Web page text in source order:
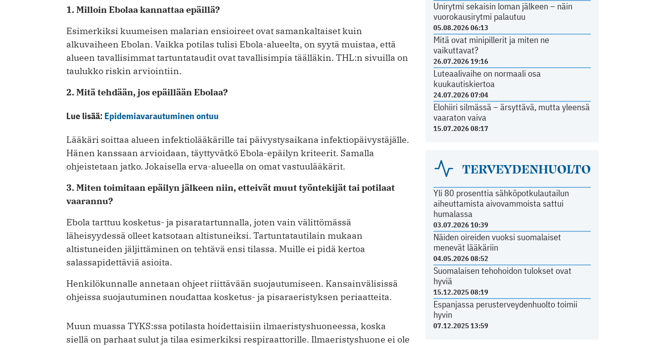
Unirytmi sekaisin loman jälkeen – näin
vuorokausirytmi palautuu
05.08.2026 06:13
Mitä ovat minipillerit ja miten ne
vaikuttavat?
26.07.2026 19:16
Luteaalivaihe on normaali osa
kuukautiskiertoa
24.07.2026 07:04
Elohiiri silmässä – ärsyttävä, mutta yleensä
vaaraton vaiva
15.07.2026 08:17
TERVEYDENHUOLTO
Yli 80 prosenttia sähköpotkulautailun
aiheuttamista aivovammoista sattui
humalassa
03.07.2026 10:39
Näiden oireiden vuoksi suomalaiset
menevät lääkäriin
04.05.2026 08:52
Suomalaisen tehohoidon tulokset ovat
hyviä
15.12.2025 08:19
Espanjassa perusterveydenhuolto toimii
hyvin
07.12.2025 13:59
1. Milloin Ebolaa kannattaa epäillä?
Esimerkiksi kuumeisen malarian ensioireet ovat samankaltaiset kuin
alkuvaiheen Ebolan. Vaikka potilas tulisi Ebola-alueelta, on syytä muistaa, että
alueen tavallisimmat tartuntataudit ovat tavallisimpia täälläkin. THL:n sivuilla on
taulukko riskin arviointiin.
2. Mitä tehdään, jos epäillään Ebolaa?
Lue lisää: Epidemiavarautuminen ontuu
Lääkäri soittaa alueen infektiolääkärille tai päivystysaikana infektiopäivystäjälle.
Hänen kanssaan arvioidaan, täyttyvätkö Ebola-epäilyn kriteerit. Samalla
ohjeistetaan jatko. Jokaisella erva-alueella on omat vastuulääkärit.
3. Miten toimitaan epäilyn jälkeen niin, etteivät muut työntekijät tai potilaat
vaarannu?
Ebola tarttuu kosketus- ja pisaratartunnalla, joten vain välittömässä
läheisyydessä olleet katsotaan altistuneiksi. Tartuntatautilain mukaan
altistuneiden jäljittäminen on tehtävä ensi tilassa. Muille ei pidä kertoa
salassapidettäviä asioita.
Henkilökunnalle annetaan ohjeet riittävään suojautumiseen. Kansainvälisissä
ohjeissa suojautuminen noudattaa kosketus- ja pisaraeristyksen periaatteita.
Muun muassa TYKS:ssa potilasta hoidettaisiin ilmaeristyshuoneessa, koska
siellä on parhaat sulut ja tilaa esimerkiksi respiraattorille. Ilmaeristyshuone ei ole